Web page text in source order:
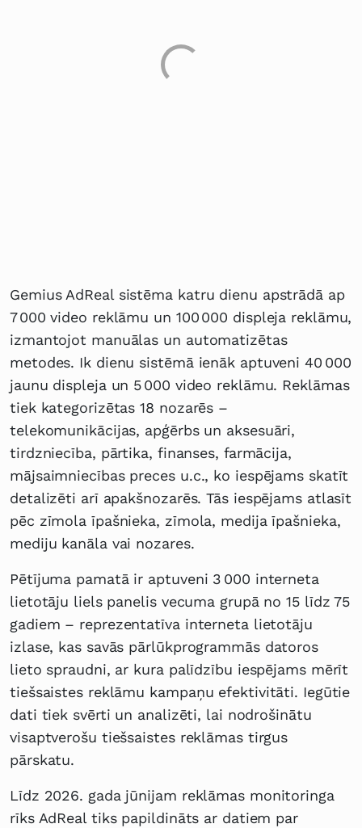
Gemius AdReal sistēma katru dienu apstrādā ap
7 000 video reklāmu un 100 000 displeja reklāmu,
izmantojot manuālas un automatizētas
metodes. Ik dienu sistēmā ienāk aptuveni 40 000
jaunu displeja un 5 000 video reklāmu. Reklāmas
tiek kategorizētas 18 nozarēs –
telekomunikācijas, apģērbs un aksesuāri,
tirdzniecība, pārtika, finanses, farmācija,
mājsaimniecības preces u.c., ko iespējams skatīt
detalizēti arī apakšnozarēs. Tās iespējams atlasīt
pēc zīmola īpašnieka, zīmola, medija īpašnieka,
mediju kanāla vai nozares.
Pētījuma pamatā ir aptuveni 3 000 interneta
lietotāju liels panelis vecuma grupā no 15 līdz 75
gadiem – reprezentatīva interneta lietotāju
izlase, kas savās pārlūkprogrammās datoros
lieto spraudni, ar kura palīdzību iespējams mērīt
tiešsaistes reklāmu kampaņu efektivitāti. Iegūtie
dati tiek svērti un analizēti, lai nodrošinātu
visaptverošu tiešsaistes reklāmas tirgus
pārskatu.
Līdz 2026. gada jūnijam reklāmas monitoringa
rīks AdReal tiks papildināts ar datiem par